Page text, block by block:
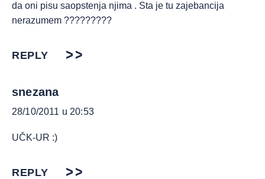
da oni pisu saopstenja njima . Sta je tu zajebancija
nerazumem ?????????
REPLY
snezana
28/10/2011 u 20:53
UČK-UR :)
REPLY